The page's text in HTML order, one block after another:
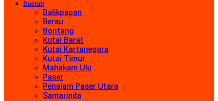
Daerah
Balikpapan
Berau
Bontang
Kutai Barat
Kutai Kartanegara
Kutai Timur
Mahakam Ulu
Paser
Penajam Paser Utara
Samarinda